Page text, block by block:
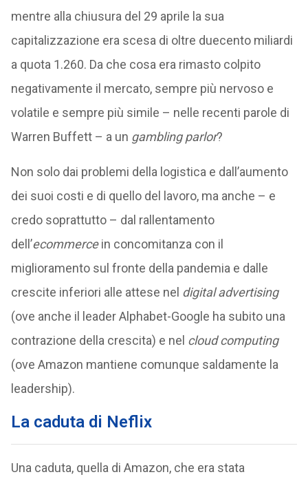
mentre alla chiusura del 29 aprile la sua
capitalizzazione era scesa di oltre duecento miliardi
a quota 1.260. Da che cosa era rimasto colpito
negativamente il mercato, sempre più nervoso e
volatile e sempre più simile – nelle recenti parole di
Warren Buffett – a un gambling parlor?
Non solo dai problemi della logistica e dall’aumento
dei suoi costi e di quello del lavoro, ma anche – e
credo soprattutto – dal rallentamento
dell’ecommercein concomitanza con il
miglioramento sul fronte della pandemia e dalle
crescite inferiori alle attese nel digital advertising
(ove anche il leader Alphabet-Google ha subito una
contrazione della crescita) e nel cloud computing
(ove Amazon mantiene comunque saldamente la
leadership).
La caduta di Neflix
Una caduta, quella di Amazon, che era stata